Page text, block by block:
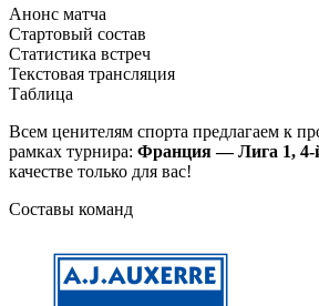
Анонс матча
Стартовый состав
Статистика встреч
Текстовая трансляция
Таблица
Всем ценителям спорта предлагаем к
рамках турнира: Франция — Лига 1, 4-
качестве только для вас!
Составы команд